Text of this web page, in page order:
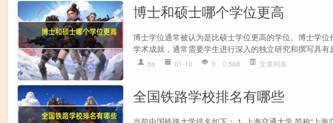
博士和硕士哪个学位更高
博士学位通常被认为是比硕士学位更高的学位。博士学
学术成就，通常需要学生进行深入的独立研究和撰写具有
bs 01-10 0 568 文章列表
全国铁路学校排名有哪些